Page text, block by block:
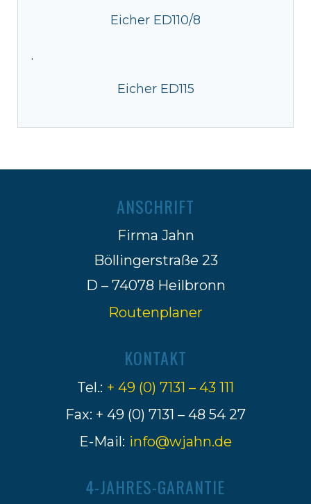
Eicher ED110/8
·
Eicher ED115
ANSCHRIFT
Firma Jahn
Böllingerstraße 23
D – 74078 Heilbronn
Routenplaner
KONTAKT
Tel.: + 49 (0) 7131 – 43 111
Fax: + 49 (0) 7131 – 48 54 27
E-Mail: info@wjahn.de
4-JAHRES-GARANTIE